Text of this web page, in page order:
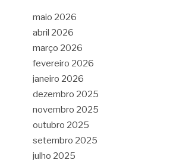
maio 2026
abril 2026
março 2026
fevereiro 2026
janeiro 2026
dezembro 2025
novembro 2025
outubro 2025
setembro 2025
julho 2025